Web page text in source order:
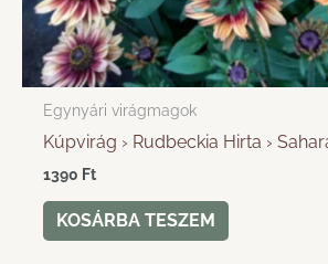
Egynyári virágmagok
Kúpvirág › Rudbeckia Hirta ›
1390 Ft
KOSÁRBA TESZEM